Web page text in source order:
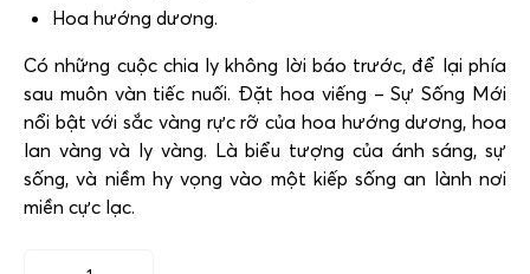
Hoa hướng dương.
Có những cuộc chia ly không lời báo trước, để lại phía
sau muôn vàn tiếc nuối. Đặt hoa viếng – Sự Sống Mới
nổi bật với sắc vàng rực rỡ của hoa hướng dương, hoa
lan vàng và ly vàng. Là biểu tượng của ánh sáng, sự
sống, và niềm hy vọng vào một kiếp sống an lành nơi
miền cực lạc.